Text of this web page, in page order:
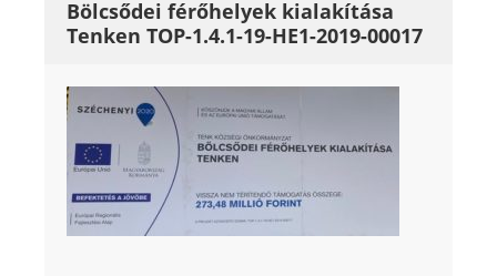
Bölcsődei férőhelyek kialakítása
Tenken TOP-1.4.1-19-HE1-2019-00017